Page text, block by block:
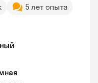
5 лет опыта